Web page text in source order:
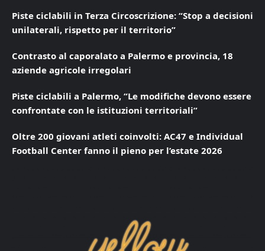
Piste ciclabili in Terza Circoscrizione: “Stop a decisioni
unilaterali, rispetto per il territorio”
Contrasto al caporalato a Palermo e provincia, 18
aziende agricole irregolari
Piste ciclabili a Palermo, “Le modifiche devono essere
confrontate con le istituzioni territoriali”
Oltre 200 giovani atleti coinvolti: AC47 e Individual
Football Center fanno il pieno per l’estate 2026